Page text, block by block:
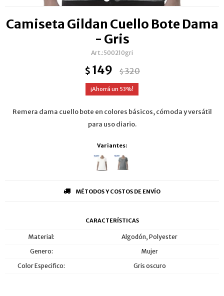
Camiseta Gildan Cuello Bote Dama
- Gris
500210gri
$ 149 $320
53
Remera dama cuello bote en colores básicos, cómoda y versátil
para uso diario.
Variantes:
MÉTODOS Y COSTOS DE ENVÍO
CARACTERÍSTICAS
Material
Algodón, Polyester
Genero
Mujer
Color Especifico
Gris oscuro